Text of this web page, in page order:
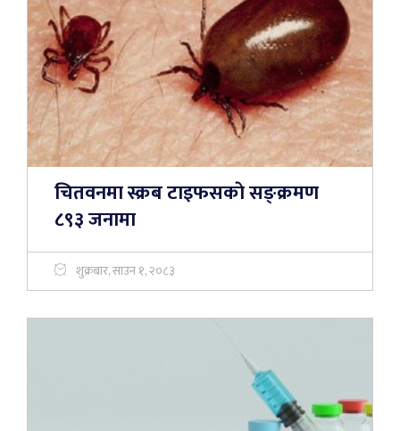
चितवनमा स्क्रब टाइफसकाे सङ्क्रमण
८९३ जनामा
शुक्रबार, साउन १, २०८३